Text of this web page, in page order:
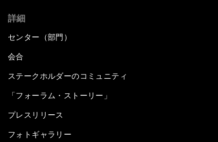
詳細
センター（部門）
会合
ステークホルダーのコミュニティ
「フォーラム・ストーリー」
プレスリリース
フォトギャラリー